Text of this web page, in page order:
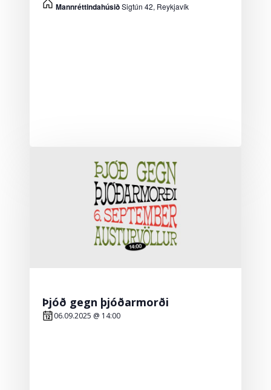
MannréttindahúsiðSigtún 42, Reykjavík
Þjóð gegn þjóðarmorði
06.09.2025 @ 14:00